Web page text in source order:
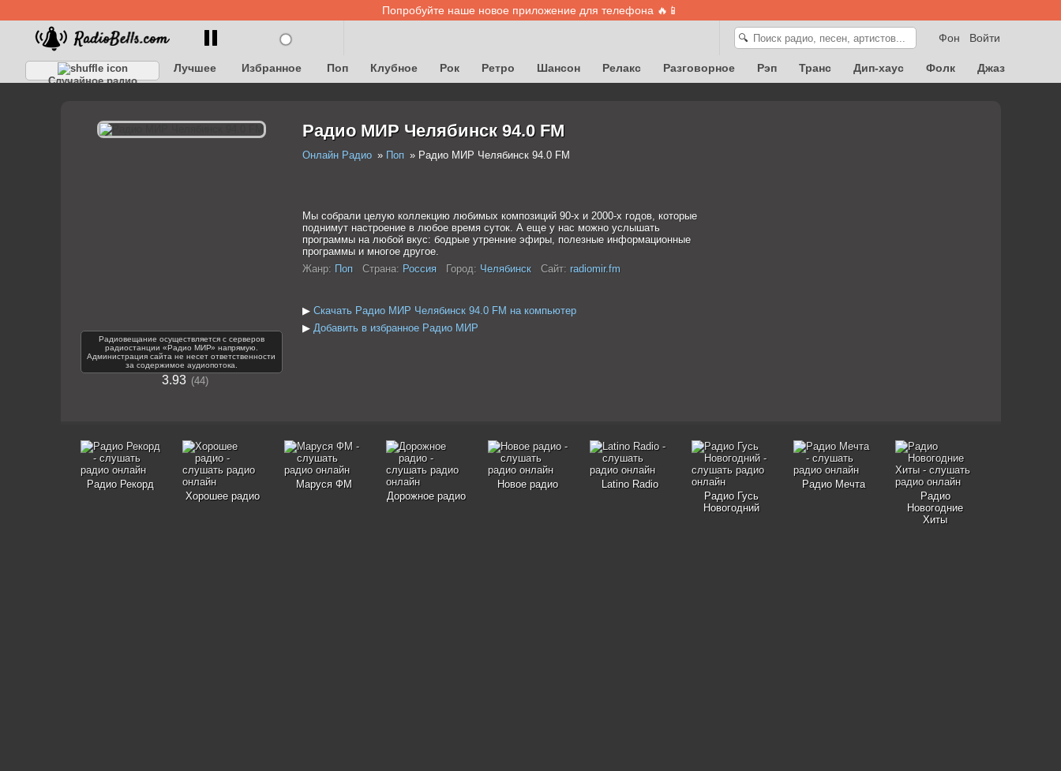
Попробуйте наше новое приложение для телефона 🔥📱
Войти
Фон
🔍
Случайное радио
Лучшее Избранное Поп Клубное Рок Ретро Шансон Релакс Разговорное Рэп Транс Дип-хаус Фолк
Джаз
Радиовещание осуществляется с серверов
радиостанции «Радио МИР» напрямую.
Администрация сайта не несет ответственности
за содержимое аудиопотока.
3.93 44
Радио МИР Челябинск 94.0 FM
Онлайн Радио Поп Радио МИР Челябинск 94.0 FM
Мы собрали целую коллекцию любимых композиций 90-х и 2000-х годов, которые
поднимут настроение в любое время суток. А еще у нас можно услышать
программы на любой вкус: бодрые утренние эфиры, полезные информационные
программы и многое другое.
Жанр: Поп Страна: Россия Город: Челябинск Сайт: radiomir.fm
▶ Скачать Радио МИР Челябинск 94.0 FM на компьютер
▶ Добавить в избранное Радио МИР
Радио Рекорд
Хорошее радио
Маруся ФМ
Дорожное радио
Новое радио
Latino Radio
Радио Гусь
Новогодний
Радио Мечта
Радио
Новогодние
Хиты